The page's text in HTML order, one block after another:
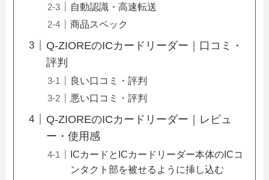
自動認識・高速転送
商品スペック
Q-ZIOREのICカードリーダー｜口コミ・
評判
良い口コミ・評判
悪い口コミ・評判
Q-ZIOREのICカードリーダー｜レビュ
ー・使用感
ICカードとICカードリーダー本体のICコ
ンタクト部を被せるように挿し込む